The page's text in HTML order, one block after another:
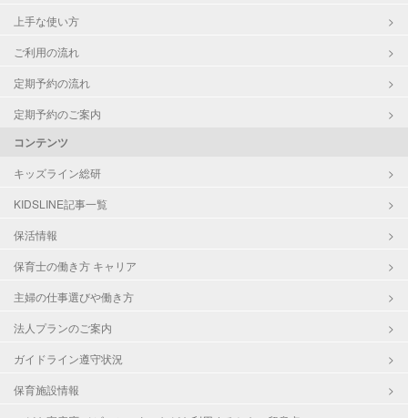
上手な使い方
ご利用の流れ
定期予約の流れ
定期予約のご案内
コンテンツ
キッズライン総研
KIDSLINE記事一覧
保活情報
保育士の働き方 キャリア
主婦の仕事選びや働き方
法人プランのご案内
ガイドライン遵守状況
保育施設情報